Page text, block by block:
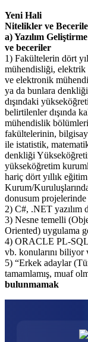
Yeni Hali
Nitelikler ve
a) Yazılım
ve beceriler
1) Fakültelerin dört
mühendisliği,
ve elektronik
ya da bunlara
dışındaki
belirtilenler dışında
mühendislik
fakültelerinin,
ile istatistik,
denkliği
yükseköğretim
hariç dört yıllık
Kurum/
donusum projelerinde
2) C#, .NET yazılım
3) Nesne temelli
Oriented) uygulama
4) ORACLE PL-SQL
vb. konularını biliyor
5) “Erkek adaylar
tamamlamış, muaf
bulunmamak